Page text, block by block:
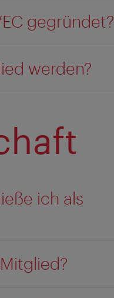
gegründet?
werden?
ich als